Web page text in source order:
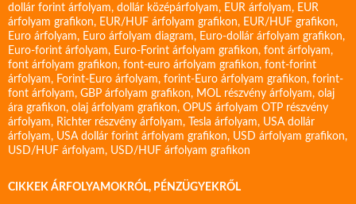
dollár forint árfolyam, dollár középárfolyam, EUR árfolyam, EUR
árfolyam grafikon, EUR/HUF árfolyam grafikon, EUR/HUF grafikon,
Euro árfolyam, Euro árfolyam diagram, Euro-dollár árfolyam grafikon,
Euro-forint árfolyam, Euro-Forint árfolyam grafikon, font árfolyam,
font árfolyam grafikon, font-euro árfolyam grafikon, font-forint
árfolyam, Forint-Euro árfolyam, forint-Euro árfolyam grafikon, forint-
font árfolyam, GBP árfolyam grafikon, MOL részvény árfolyam, olaj
ára grafikon, olaj árfolyam grafikon, OPUS árfolyam OTP részvény
árfolyam, Richter részvény árfolyam, Tesla árfolyam, USA dollár
árfolyam, USA dollár forint árfolyam grafikon, USD árfolyam grafikon,
USD/HUF árfolyam, USD/HUF árfolyam grafikon
CIKKEK ÁRFOLYAMOKRÓL, PÉNZÜGYEKRŐL